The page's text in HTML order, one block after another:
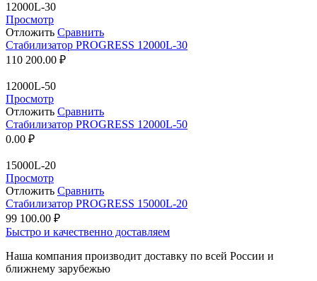
12000L-30
Просмотр
Отложить Сравнить
Стабилизатор PROGRESS 12000L-30
110 200.00 ₽
12000L-50
Просмотр
Отложить Сравнить
Стабилизатор PROGRESS 12000L-50
0.00 ₽
15000L-20
Просмотр
Отложить Сравнить
Стабилизатор PROGRESS 15000L-20
99 100.00 ₽
Быстро и качественно доставляем
Наша компания производит доставку по всей России и
ближнему зарубежью